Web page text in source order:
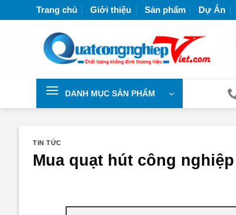
đến
Trang chủ Giới thiệu Sản phẩm Dự Án
DANH MỤC SẢN PHẨM
TIN TỨC
Mua quạt hút công